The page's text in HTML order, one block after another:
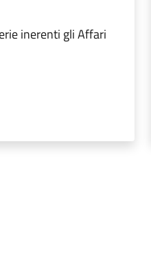
inerenti gli Affari